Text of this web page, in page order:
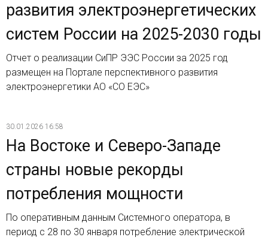
развития электроэнергетических
систем России на 2025-2030 годы
Отчет о реализации СиПР ЭЭС России за 2025 год
размещен на Портале перспективного развития
электроэнергетики АО «СО ЕЭС»
30.01.2026 16:58
На Востоке и Северо-Западе
страны новые рекорды
потребления мощности
По оперативным данным Системного оператора, в
период с 28 по 30 января потребление электрической